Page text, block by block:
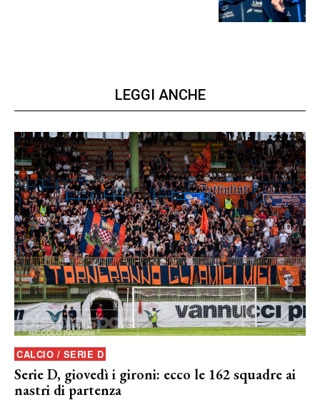
LEGGI ANCHE
CALCIO / SERIE D
Serie D, giovedì i gironi: ecco le 162 squadre ai
nastri di partenza